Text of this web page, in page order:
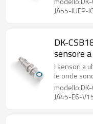
JA55-IUEP-
DK-
sensore
I sensori a
le onde
JA45-E6-